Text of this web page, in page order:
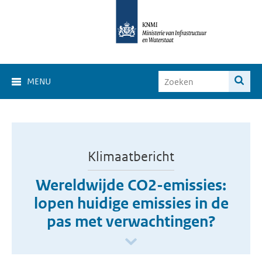
MENU
Klimaatbericht
Wereldwijde CO2-emissies:
lopen huidige emissies in de
pas met verwachtingen?